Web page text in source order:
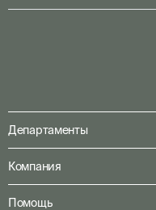
Департаменты
Компания
Помощь